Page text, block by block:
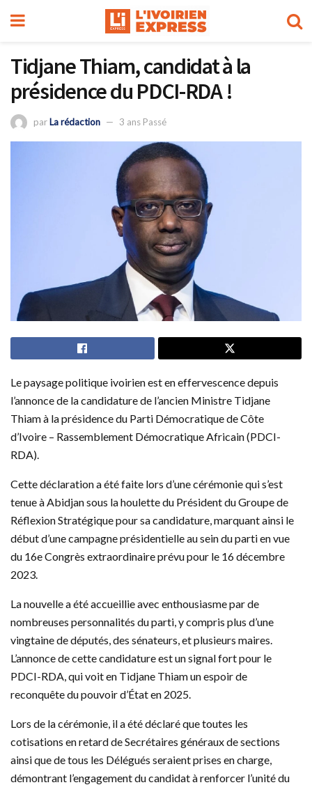
Tidjane Thiam, candidat à la
présidence du PDCI-RDA !
parLa rédaction 3 ans Passé
Le paysage politique ivoirien est en effervescence depuis
l’annonce de la candidature de l’ancien Ministre Tidjane
Thiam à la présidence du Parti Démocratique de Côte
d’Ivoire – Rassemblement Démocratique Africain (PDCI-
RDA).
Cette déclaration a été faite lors d’une cérémonie qui s’est
tenue à Abidjan sous la houlette du Président du Groupe de
Réflexion Stratégique pour sa candidature, marquant ainsi le
début d’une campagne présidentielle au sein du parti en vue
du 16e Congrès extraordinaire prévu pour le 16 décembre
2023.
La nouvelle a été accueillie avec enthousiasme par de
nombreuses personnalités du parti, y compris plus d’une
vingtaine de députés, des sénateurs, et plusieurs maires.
L’annonce de cette candidature est un signal fort pour le
PDCI-RDA, qui voit en Tidjane Thiam un espoir de
reconquête du pouvoir d’État en 2025.
Lors de la cérémonie, il a été déclaré que toutes les
cotisations en retard de Secrétaires généraux de sections
ainsi que de tous les Délégués seraient prises en charge,
démontrant l’engagement du candidat à renforcer l’unité du